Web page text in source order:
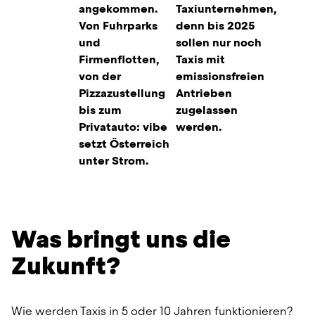
angekommen.
Von Fuhrparks
und
Firmenflotten,
von der
Pizzazustellung
bis zum
Privatauto: vibe
setzt Österreich
unter Strom.
Taxiunternehmen,
denn bis 2025
sollen nur noch
Taxis mit
emissionsfreien
Antrieben
zugelassen
werden.
Was bringt uns die
Zukunft?
Wie werden Taxis in 5 oder 10 Jahren funktionieren?